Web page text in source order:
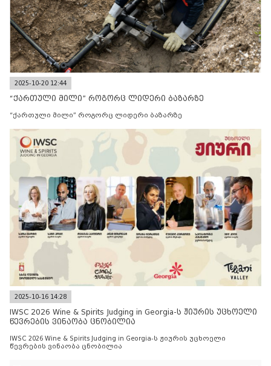
2025-10-20 12:44
“ქართული მილი” როგორც ლიდერი ბაზარზე
“ქართული მილი” როგორც ლიდერი ბაზარზე
2025-10-16 14:28
IWSC 2026 Wine & Spirits Judging in Georgia-ს ჟიურის უცხოელი
წევრების ვინაობა ცნობილია
IWSC 2026 Wine & Spirits Judging in Georgia-ს ჟიურის უცხოელი
წევრების ვინაობა ცნობილია